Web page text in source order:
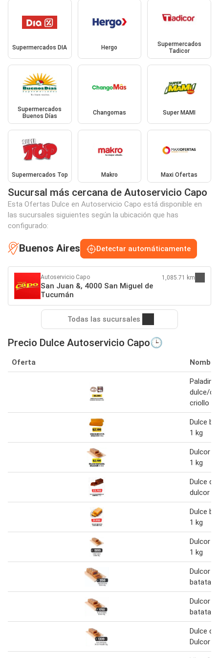
Supermercados DIA Hergo
Supermercados
Tadicor
Supermercados
Buenos Días
Changomas Super MAMI
Supermercados Top Makro Maxi Ofertas
Sucursal más cercana de Autoservicio Capo
Esta Ofertas Dulce en Autoservicio Capo está disponible en
las sucursales siguientes según la ubicación que has
configurado:
Buenos Aires Detectar automáticamente
Autoservicio Capo
San Juan &, 4000 San Miguel de
Tucumán
1,085.71 km
Todas las sucursales
Precio Dulce Autoservicio Capo🕒
Oferta Nombre
Paladini
dulce/
criollo 1
Dulce
1 kg
Dulcor
1 kg
Dulce
dulcor
Dulce
1 kg
Dulcor
1 kg
Dulcor
batata
Dulcor
batata 1
Dulce
Dulcor